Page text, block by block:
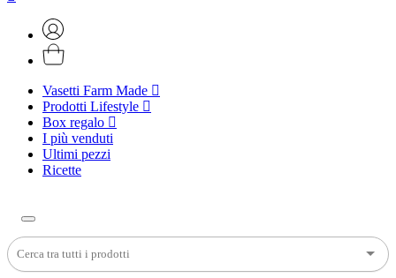
Vasetti Farm Made
Prodotti Lifestyle
Box regalo
I più venduti
Ultimi pezzi
Ricette